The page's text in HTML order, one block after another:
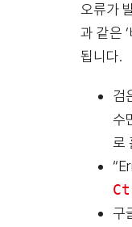
오류가
과 같은
됩니다.
검
수
로
구